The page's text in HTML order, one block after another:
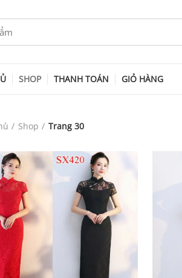
SHOP THANH TOÁN GIỎ HÀNG
Shop Trang 30